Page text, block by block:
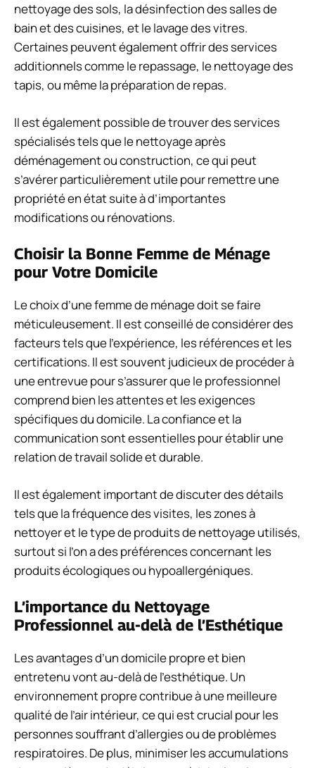
nettoyage des sols, la désinfection des salles de
bain et des cuisines, et le lavage des vitres.
Certaines peuvent également offrir des services
additionnels comme le repassage, le nettoyage des
tapis, ou même la préparation de repas.
Il est également possible de trouver des services
spécialisés tels que le nettoyage après
déménagement ou construction, ce qui peut
s’avérer particulièrement utile pour remettre une
propriété en état suite à d’importantes
modifications ou rénovations.
Choisir la Bonne Femme de Ménage
pour Votre Domicile
Le choix d’une femme de ménage doit se faire
méticuleusement. Il est conseillé de considérer des
facteurs tels que l’expérience, les références et les
certifications. Il est souvent judicieux de procéder à
une entrevue pour s’assurer que le professionnel
comprend bien les attentes et les exigences
spécifiques du domicile. La confiance et la
communication sont essentielles pour établir une
relation de travail solide et durable.
Il est également important de discuter des détails
tels que la fréquence des visites, les zones à
nettoyer et le type de produits de nettoyage utilisés,
surtout si l’on a des préférences concernant les
produits écologiques ou hypoallergéniques.
L’importance du Nettoyage
Professionnel au-delà de l’Esthétique
Les avantages d’un domicile propre et bien
entretenu vont au-delà de l’esthétique. Un
environnement propre contribue à une meilleure
qualité de l’air intérieur, ce qui est crucial pour les
personnes souffrant d’allergies ou de problèmes
respiratoires. De plus, minimiser les accumulations